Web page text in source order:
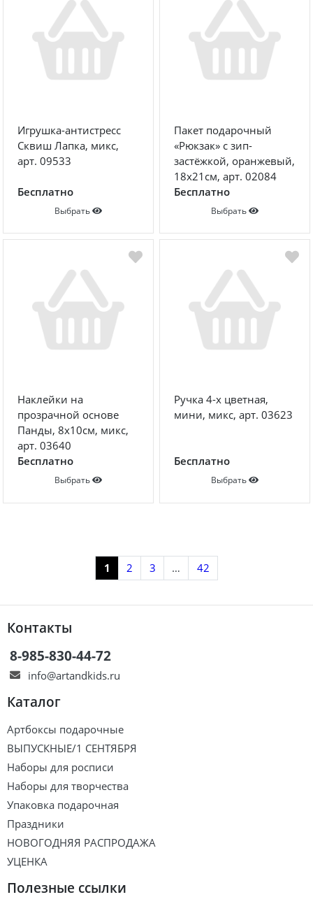
Игрушка-антистресс
Сквиш Лапка, микс,
арт. 09533
Бесплатно
Выбрать
Пакет подарочный
«Рюкзак» с зип-
застёжкой, оранжевый,
18х21см, арт. 02084
Бесплатно
Выбрать
Наклейки на
прозрачной основе
Панды, 8х10см, микс,
арт. 03640
Бесплатно
Выбрать
Ручка 4-х цветная,
мини, микс, арт. 03623
Бесплатно
Выбрать
1 2 3 … 42
Контакты
8-985-830-44-72
info@artandkids.ru
Каталог
Артбоксы подарочные
ВЫПУСКНЫЕ/1 СЕНТЯБРЯ
Наборы для росписи
Наборы для творчества
Упаковка подарочная
Праздники
НОВОГОДНЯЯ РАСПРОДАЖА
УЦЕНКА
Полезные ссылки